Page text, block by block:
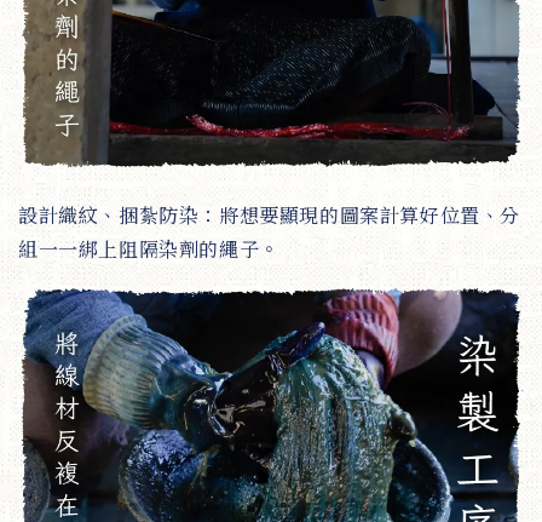
設計織紋、捆紮防染：將想要顯現的圖案計算好位置、分
組一一綁上阻隔染劑的繩子。